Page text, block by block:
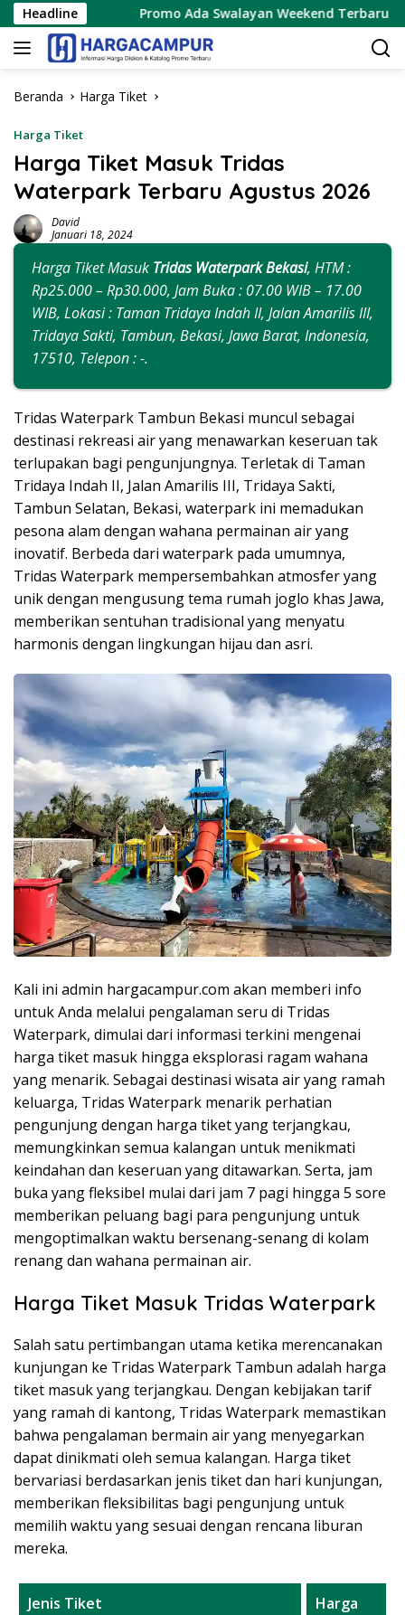
Langsung
ke
konten
Headline
Promo Ada Swalayan Weekend Terbaru 15 – 16 Agustus
Beranda Harga Tiket
Harga Tiket
Harga Tiket Masuk Tridas
Waterpark Terbaru Agustus 2026
David
Januari 18, 2024
Harga Tiket Masuk Tridas Waterpark Bekasi, HTM :
Rp25.000 – Rp30.000, Jam Buka : 07.00 WIB – 17.00
WIB, Lokasi : Taman Tridaya Indah II, Jalan Amarilis III,
Tridaya Sakti, Tambun, Bekasi, Jawa Barat, Indonesia,
17510, Telepon : -.
Tridas Waterpark Tambun Bekasi muncul sebagai
destinasi rekreasi air yang menawarkan keseruan tak
terlupakan bagi pengunjungnya. Terletak di Taman
Tridaya Indah II, Jalan Amarilis III, Tridaya Sakti,
Tambun Selatan, Bekasi, waterpark ini memadukan
pesona alam dengan wahana permainan air yang
inovatif. Berbeda dari waterpark pada umumnya,
Tridas Waterpark mempersembahkan atmosfer yang
unik dengan mengusung tema rumah joglo khas Jawa,
memberikan sentuhan tradisional yang menyatu
harmonis dengan lingkungan hijau dan asri.
Kali ini admin hargacampur.com akan memberi info
untuk Anda melalui pengalaman seru di Tridas
Waterpark, dimulai dari informasi terkini mengenai
harga tiket masuk hingga eksplorasi ragam wahana
yang menarik. Sebagai destinasi wisata air yang ramah
keluarga, Tridas Waterpark menarik perhatian
pengunjung dengan harga tiket yang terjangkau,
memungkinkan semua kalangan untuk menikmati
keindahan dan keseruan yang ditawarkan. Serta, jam
buka yang fleksibel mulai dari jam 7 pagi hingga 5 sore
memberikan peluang bagi para pengunjung untuk
mengoptimalkan waktu bersenang-senang di kolam
renang dan wahana permainan air.
Harga Tiket Masuk Tridas Waterpark
Salah satu pertimbangan utama ketika merencanakan
kunjungan ke Tridas Waterpark Tambun adalah harga
tiket masuk yang terjangkau. Dengan kebijakan tarif
yang ramah di kantong, Tridas Waterpark memastikan
bahwa pengalaman bermain air yang menyegarkan
dapat dinikmati oleh semua kalangan. Harga tiket
bervariasi berdasarkan jenis tiket dan hari kunjungan,
memberikan fleksibilitas bagi pengunjung untuk
memilih waktu yang sesuai dengan rencana liburan
mereka.
Jenis Tiket Harga